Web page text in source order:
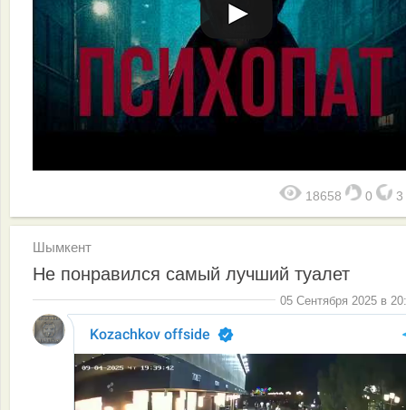
18658 0 3
Шымкент
Не понравился самый лучший туалет
05 Сентября 2025 в